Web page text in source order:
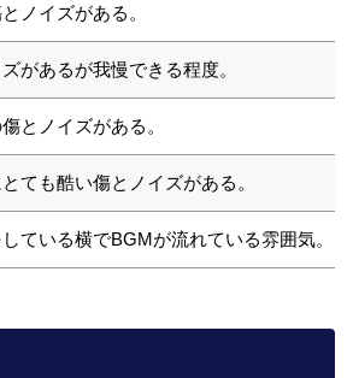
ノイズがある。
があるが我慢できる程度。
とノイズがある。
ても酷い傷とノイズがある。
ている横でBGMが流れている雰囲気。